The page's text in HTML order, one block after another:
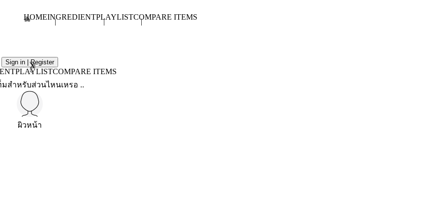
HOMEINGREDIENTPLAYLISTCOMPARE ITEMS
Sign in | Register
X
PLAYLISTCOMPARE ITEMS
มสำหรับส่วนไหนเหรอ ..
ผิวหน้า